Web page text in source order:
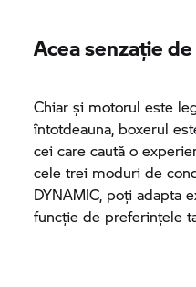
Acea senzație
Chiar și motorul este
întotdeauna, boxerul
cei care caută o
cele trei moduri de
DYNAMIC, poți adapta
funcție de preferințele